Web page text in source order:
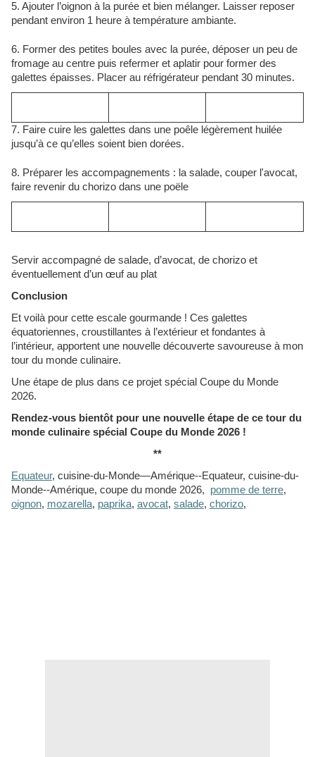
5. Ajouter l’oignon à la purée et bien mélanger. Laisser reposer
pendant environ 1 heure à température ambiante.
6. Former des petites boules avec la purée, déposer un peu de
fromage au centre puis refermer et aplatir pour former des
galettes épaisses. Placer au réfrigérateur pendant 30 minutes.
7. Faire cuire les galettes dans une poêle légèrement huilée
jusqu’à ce qu’elles soient bien dorées.
8. Préparer les accompagnements : la salade, couper l'avocat,
faire revenir du chorizo dans une poële
Servir accompagné de salade, d’avocat, de chorizo et
éventuellement d’un œuf au plat
Conclusion
Et voilà pour cette escale gourmande ! Ces galettes
équatoriennes, croustillantes à l’extérieur et fondantes à
l’intérieur, apportent une nouvelle découverte savoureuse à mon
tour du monde culinaire.
Une étape de plus dans ce projet spécial Coupe du Monde
2026.
Rendez-vous bientôt pour une nouvelle étape de ce tour du
monde culinaire spécial Coupe du Monde 2026 !
**
Equateur, cuisine-du-Monde—Amérique--Equateur, cuisine-du-
Monde--Amérique, coupe du monde 2026, pomme de terre,
oignon, mozarella, paprika, avocat, salade, chorizo,